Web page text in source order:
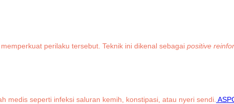
perilaku tersebut. Teknik ini dikenal sebagai positive
medis seperti infeksi saluran kemih, konstipasi, atau nyeri sendi.